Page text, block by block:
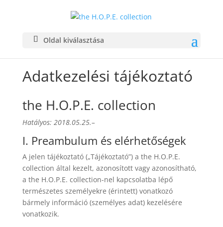
Oldal kiválasztása
Adatkezelési tájékoztató
the H.O.P.E. collection
Hatályos: 2018.05.25.–
I. Preambulum és elérhetőségek
A jelen tájékoztató („Tájékoztató”) a the H.O.P.E.
collection által kezelt, azonosított vagy azonosítható,
a the H.O.P.E. collection-nel kapcsolatba lépő
természetes személyekre (érintett) vonatkozó
bármely információ (személyes adat) kezelésére
vonatkozik.